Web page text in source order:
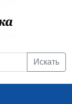
Искать